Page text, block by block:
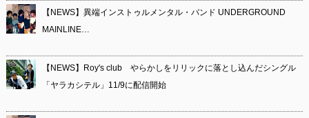
【NEWS】異端インストゥルメンタル・バンド UNDERGROUND
MAINLINE…
【NEWS】Roy's club やらかしをリリックに落とし込んだシングル
「ヤラカシテル」11/9に配信開始